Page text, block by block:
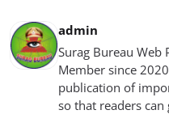
admin
Surag Bureau Web
Member since
publication of
so that readers